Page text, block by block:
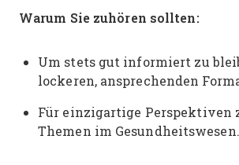
Warum Sie zuhören sollten:
Um stets gut informiert zu
lockeren, ansprechenden
Für einzigartige Perspektiven
Themen im Gesundheitswesen.